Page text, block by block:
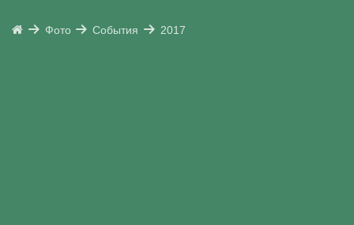
Фото События 2017